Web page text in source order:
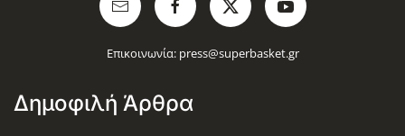
Επικοινωνία: press@superbasket.gr
Δημοφιλή Άρθρα